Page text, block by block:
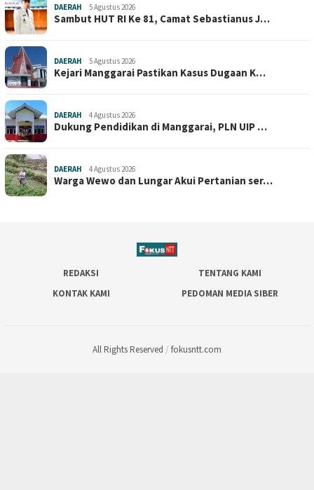
DAERAH 5 Agustus 2026
Sambut HUT RI Ke 81, Camat Sebastianus J…
DAERAH 5 Agustus 2026
Kejari Manggarai Pastikan Kasus Dugaan K…
DAERAH 4 Agustus 2026
Dukung Pendidikan di Manggarai, PLN UIP …
DAERAH 4 Agustus 2026
Warga Wewo dan Lungar Akui Pertanian ser…
REDAKSI
TENTANG KAMI
KONTAK KAMI
PEDOMAN MEDIA SIBER
All Rights Reserved / fokusntt.com